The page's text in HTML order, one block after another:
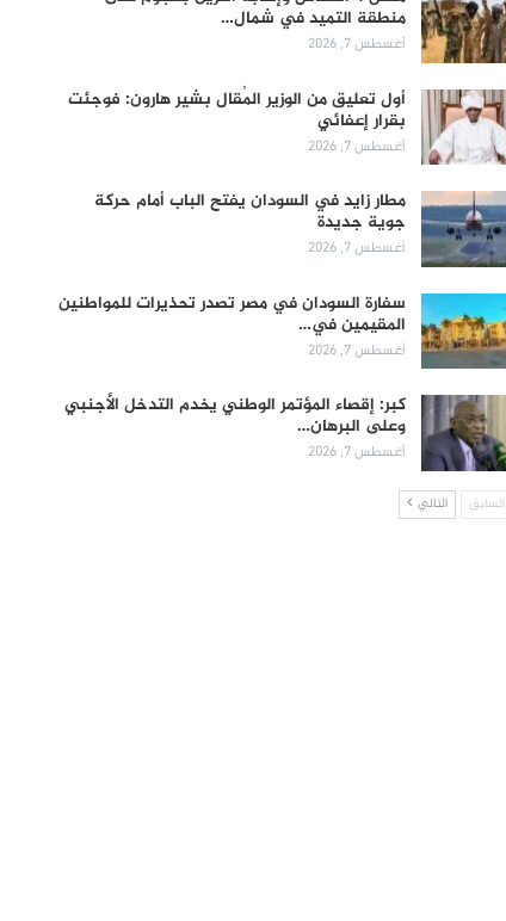
منطقة التميد في شمال…
أغسطس 7, 2026
أول تعليق من الوزير المُقال بشير هارون: فوجئت
بقرار إعفائي
أغسطس 7, 2026
مطار زايد في السودان يفتح الباب أمام حركة
جوية جديدة
أغسطس 7, 2026
سفارة السودان في مصر تصدر تحذيرات للمواطنين
المقيمين في…
أغسطس 7, 2026
كبر: إقصاء المؤتمر الوطني يخدم التدخل الأجنبي
وعلى البرهان…
أغسطس 7, 2026
السابق التالي